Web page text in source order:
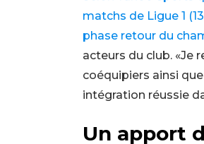
matchs de Ligue 1
phase retour du
acteurs du club. «Je
coéquipiers ainsi
intégration réussie
Un apport